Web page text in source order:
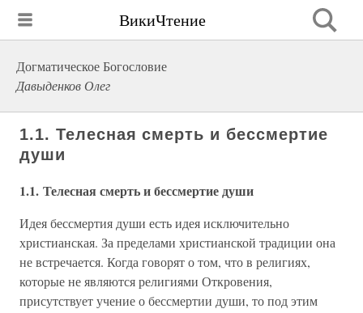
ВикиЧтение
Догматическое Богословие
Давыденков Олег
1.1. Телесная смерть и бессмертие
души
1.1. Телесная смерть и бессмертие души
Идея бессмертия души есть идея исключительно
христианская. За пределами христианской традиции она
не встречается. Когда говорят о том, что в религиях,
которые не являются религиями Откровения,
присутствует учение о бессмертии души, то под этим